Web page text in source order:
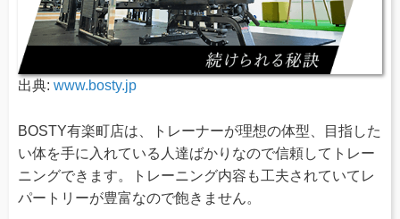
出典: www.bosty.jp
BOSTY有楽町店は、トレーナーが理想の体型、目指した
い体を手に入れている人達ばかりなので信頼してトレー
ニングできます。トレーニング内容も工夫されていてレ
パートリーが豊富なので飽きません。